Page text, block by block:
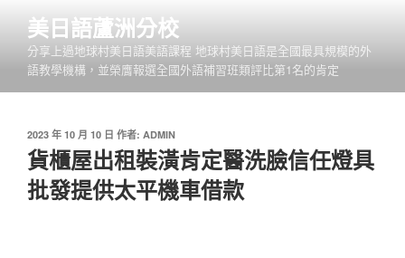
內
美日語蘆洲分校
分享上過地球村美日語美語課程 地球村美日語是全國最具規模的外
語教學機構，並榮膺報選全國外語補習班類評比第1名的肯定
發
佈
於
2023 年 10 月 10 日 作者: ADMIN
貨櫃屋出租裝潢肯定醫洗臉信任燈具
批發提供太平機車借款